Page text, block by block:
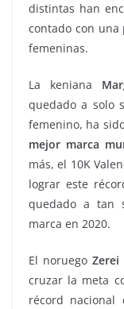
distintas han
contado con
femeninas.
La keniana
quedado a solo
femenino, ha
mejor marca
más, el 10K
lograr este
quedado a tan
marca en 2020.
El noruegoZerei
cruzar la meta
récord nacional